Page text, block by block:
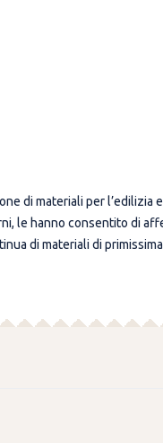
di materiali per
le hanno consentito di
di materiali di